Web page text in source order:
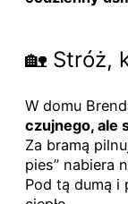
🏡 Stróż,
W domu
czujnego, ale
Za bramą
pies” nabiera
Pod tą dumą i